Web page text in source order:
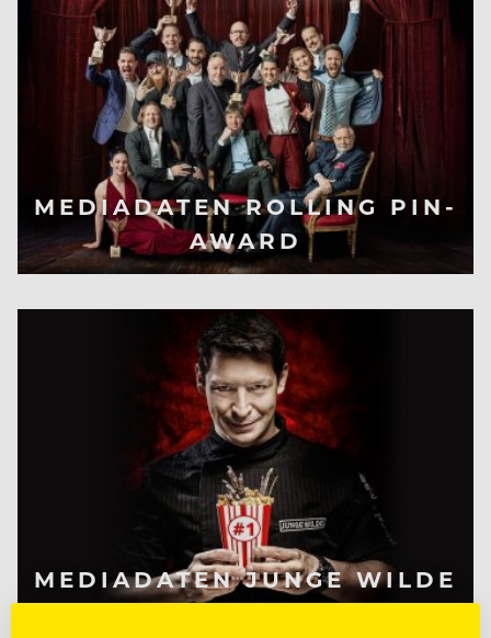
MEDIADATEN ROLLING PIN-
AWARD
MEDIADATEN JUNGE WILDE